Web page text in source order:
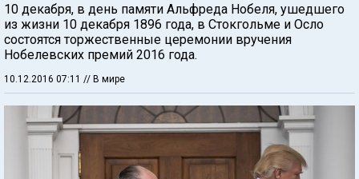
10 декабря, в день памяти Альфреда Нобеля, ушедшего
из жизни 10 декабря 1896 года, в Стокгольме и Осло
состоятся торжественные церемонии вручения
Нобелевских премий 2016 года.
10.12.2016 07:11 // В мире